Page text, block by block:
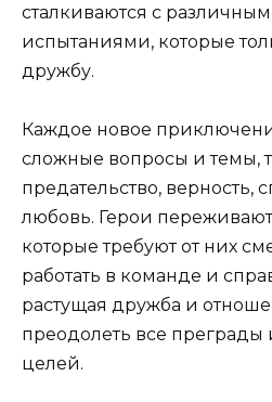
сталкиваются с
испытаниями, которые
дружбу.
Каждое новое
сложные вопросы и темы,
предательство, верность,
любовь. Герои
которые требуют от них
работать в команде и
растущая дружба и
преодолеть все преграды
целей.